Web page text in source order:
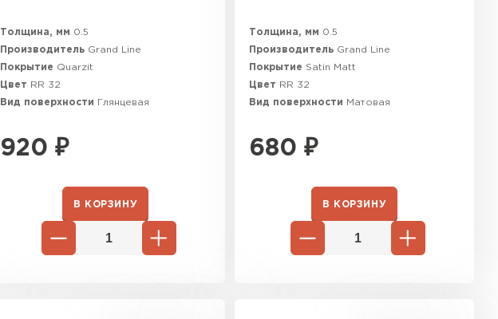
Толщина, мм 0.5
Производитель Grand Line
Покрытие Quarzit
Цвет
RR 32
Вид поверхности
Глянцевая
920 ₽
В КОРЗИНУ
Толщина, мм 0.5
Производитель Grand Line
Покрытие Satin Мatt
Цвет
RR 32
Вид поверхности
Матовая
680 ₽
В КОРЗИНУ